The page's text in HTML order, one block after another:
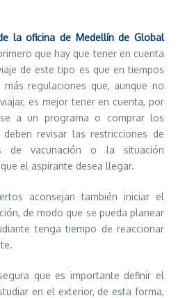
la oficina de Medellín de Global
que hay que tener en cuenta
de este tipo es que en tiempos
regulaciones que, aunque no
es mejor tener en cuenta, por
a un programa o comprar los
revisar las restricciones de
de vacunación o la situación
el aspirante desea llegar.
aconsejan también iniciar el
de modo que se pueda planear
tenga tiempo de reaccionar
que es importante definir el
en el exterior, de esta forma,